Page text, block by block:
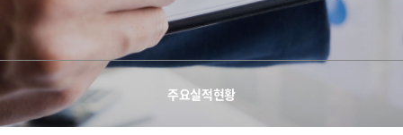
주요실적현황